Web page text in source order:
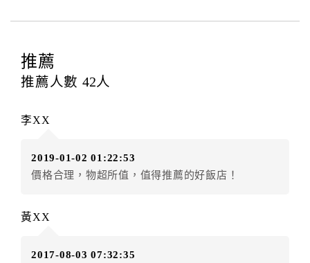
四、訂單異動
提出申辦不得異動訂單。
每筆訂單異動限定
辦理取消退款。
房者應補足差額。（限原訂飯店）
房者不得要求退其差額。（限原訂飯店）
額3個月
．訂房者使用「保留住宿金額」時，請注意！為避免飯
推薦
推薦人數 42人
李XX
2019-01-02 01:22:53
價格合理，物超所值，值得推薦的好飯店！
黃XX
2017-08-03 07:32:35